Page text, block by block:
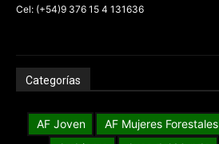
Cel: (+54)9 376 15 4 131636
Categorías
AF Joven AF Mujeres Forestales